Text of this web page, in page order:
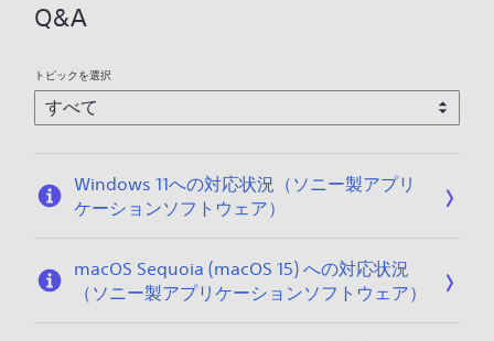
Q&A
トピックを選択
Windows 11への対応状況（ソニー製アプリ
ケーションソフトウェア）
macOS Sequoia (macOS 15) への対応状況
（ソニー製アプリケーションソフトウェア）